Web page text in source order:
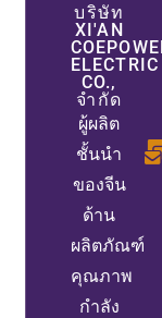
บริษัท
XI'AN
ELECTRIC
CO.,
จำกัด
ผู้ผลิต
ชั้นนำ
ของจีน
ด้าน
ผลิตภัณฑ์
คุณภาพ
กำลัง